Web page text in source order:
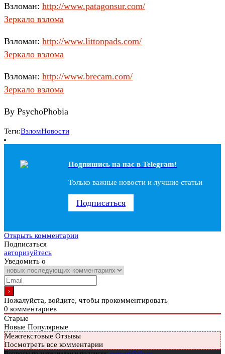
Взломан: http://www.patagonsur.com/
Зеркало взлома
Взломан: http://www.littonpads.com/
Зеркало взлома
Взломан: http://www.brecam.com/
Зеркало взлома
By PsychoPhobia
Теги:ВзломНовости
Подпишись на наc в Telegram!
Только важные новости и лучшие статьи
Подписаться
Открыть комментарии
Подписаться
авторизуйтесь
Уведомить о
Пожалуйста, войдите, чтобы прокомментировать
0 комментариев
Старые
Новые Популярные
Межтекстовые Отзывы
Посмотреть все комментарии